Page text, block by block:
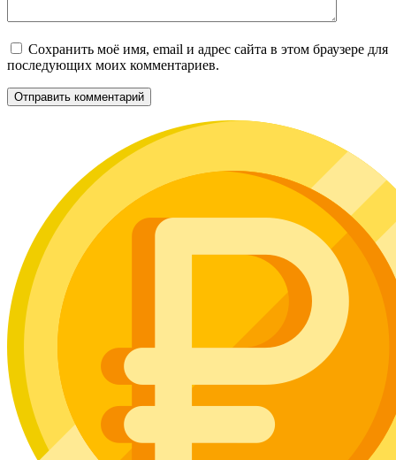
Сохранить моё имя, email и адрес сайта в этом браузере для
последующих моих комментариев.